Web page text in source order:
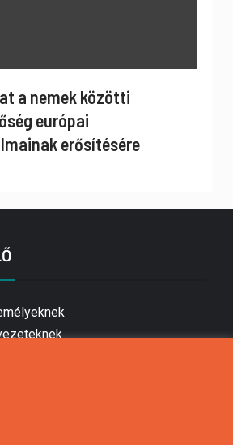
a nemek közötti
európai
erősítésére